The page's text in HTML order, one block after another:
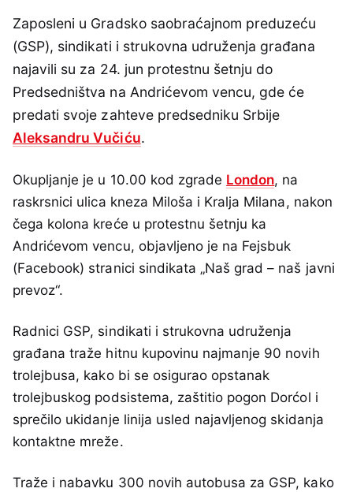
Zaposleni u Gradsko saobraćajnom preduzeću
(GSP), sindikati i strukovna udruženja građana
najavili su za 24. jun protestnu šetnju do
Predsedništva na Andrićevom vencu, gde će
predati svoje zahteve predsedniku Srbije
Aleksandru Vučiću.
Okupljanje je u 10.00 kod zgrade London, na
raskrsnici ulica kneza Miloša i Kralja Milana, nakon
čega kolona kreće u protestnu šetnju ka
Andrićevom vencu, objavljeno je na Fejsbuk
(Facebook) stranici sindikata „Naš grad – naš javni
prevoz“.
Radnici GSP, sindikati i strukovna udruženja
građana traže hitnu kupovinu najmanje 90 novih
trolejbusa, kako bi se osigurao opstanak
trolejbuskog podsistema, zaštitio pogon Dorćol i
sprečilo ukidanje linija usled najavljenog skidanja
kontaktne mreže.
Traže i nabavku 300 novih autobusa za GSP, kako